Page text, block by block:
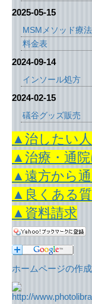
2025-05-15
MSMメソッド療法
料金表
2024-09-14
インソール処方
2024-02-15
礒谷グッズ販売
▲治したい
▲治療・通
▲遠方から
▲良くある
▲資料請求
ホームページの作